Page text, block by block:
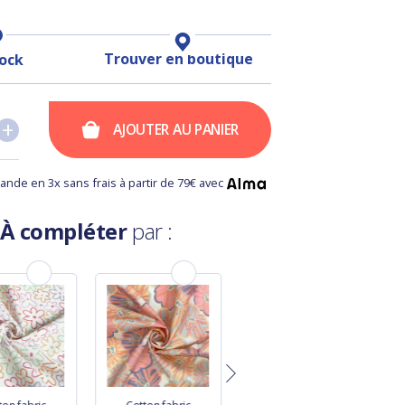
Trouver en boutique
+
+ AJOUTER AU PANIER
en 3x sans frais à partir de 79€ avec
À compléterpar :